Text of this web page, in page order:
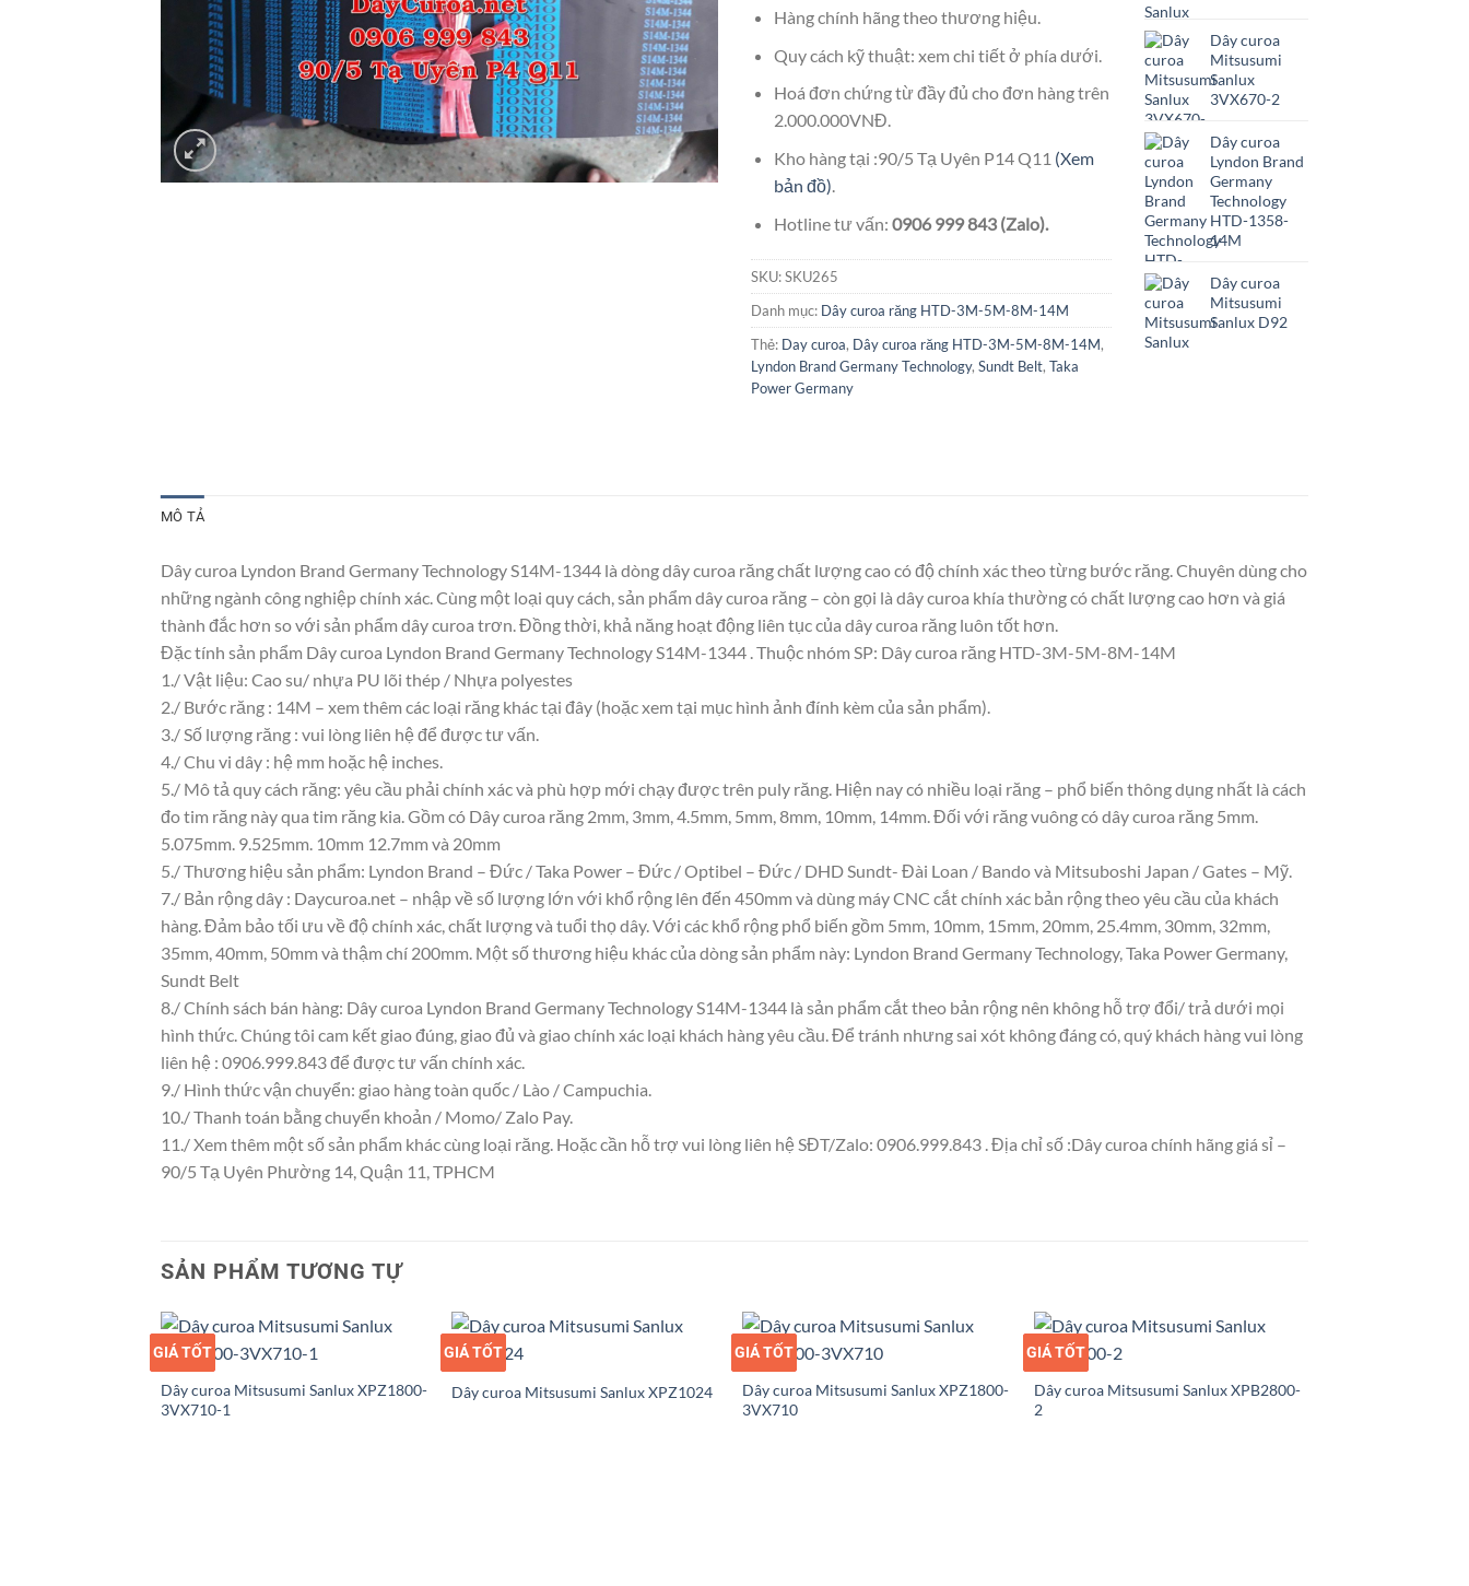
Hàng chính hãng theo thương hiệu.
Quy cách kỹ thuật: xem chi tiết ở phía dưới.
Hoá đơn chứng từ đầy đủ cho đơn hàng trên
2.000.000VNĐ.
Kho hàng tại :90/5 Tạ Uyên P14 Q11 (Xem
bản đồ).
Hotline tư vấn: 0906 999 843 (Zalo).
SKU:SKU265
Danh mục: Dây curoa răng HTD-3M-5M-8M-14M
Thẻ: Day curoa, Dây curoa răng HTD-3M-5M-8M-14M,
Lyndon Brand Germany Technology, Sundt Belt, Taka
Power Germany
Dây curoa
Mitsusumi
Sanlux
3VX670-2
Dây curoa
Lyndon Brand
Germany
Technology
HTD-1358-
14M
Dây curoa
Mitsusumi
Sanlux D92
MÔ TẢ
Dây curoa Lyndon Brand Germany Technology S14M-1344 là dòng dây curoa răng chất lượng cao có độ chính xác theo từng bước răng. Chuyên dùng cho
những ngành công nghiệp chính xác. Cùng một loại quy cách, sản phẩm dây curoa răng – còn gọi là dây curoa khía thường có chất lượng cao hơn và giá
thành đắc hơn so với sản phẩm dây curoa trơn. Đồng thời, khả năng hoạt động liên tục của dây curoa răng luôn tốt hơn.
Đặc tính sản phẩm Dây curoa Lyndon Brand Germany Technology S14M-1344 . Thuộc nhóm SP: Dây curoa răng HTD-3M-5M-8M-14M
1./ Vật liệu: Cao su/ nhựa PU lõi thép / Nhựa polyestes
2./ Bước răng : 14M – xem thêm các loại răng khác tại đây (hoặc xem tại mục hình ảnh đính kèm của sản phẩm).
3./ Số lượng răng : vui lòng liên hệ để được tư vấn.
4./ Chu vi dây : hệ mm hoặc hệ inches.
5./ Mô tả quy cách răng: yêu cầu phải chính xác và phù hợp mới chạy được trên puly răng. Hiện nay có nhiều loại răng – phổ biến thông dụng nhất là cách
đo tim răng này qua tim răng kia. Gồm có Dây curoa răng 2mm, 3mm, 4.5mm, 5mm, 8mm, 10mm, 14mm. Đối với răng vuông có dây curoa răng 5mm.
5.075mm. 9.525mm. 10mm 12.7mm và 20mm
5./ Thương hiệu sản phẩm: Lyndon Brand – Đức / Taka Power – Đức / Optibel – Đức / DHD Sundt- Đài Loan / Bando và Mitsuboshi Japan / Gates – Mỹ.
7./ Bản rộng dây : Daycuroa.net – nhập về số lượng lớn với khổ rộng lên đến 450mm và dùng máy CNC cắt chính xác bản rộng theo yêu cầu của khách
hàng. Đảm bảo tối ưu về độ chính xác, chất lượng và tuổi thọ dây. Với các khổ rộng phổ biến gồm 5mm, 10mm, 15mm, 20mm, 25.4mm, 30mm, 32mm,
35mm, 40mm, 50mm và thậm chí 200mm. Một số thương hiệu khác của dòng sản phẩm này: Lyndon Brand Germany Technology, Taka Power Germany,
Sundt Belt
8./ Chính sách bán hàng: Dây curoa Lyndon Brand Germany Technology S14M-1344 là sản phẩm cắt theo bản rộng nên không hỗ trợ đổi/ trả dưới mọi
hình thức. Chúng tôi cam kết giao đúng, giao đủ và giao chính xác loại khách hàng yêu cầu. Để tránh nhưng sai xót không đáng có, quý khách hàng vui lòng
liên hệ : 0906.999.843 để được tư vấn chính xác.
9./ Hình thức vận chuyển: giao hàng toàn quốc / Lào / Campuchia.
10./ Thanh toán bằng chuyển khoản / Momo/ Zalo Pay.
11./ Xem thêm một số sản phẩm khác cùng loại răng. Hoặc cần hỗ trợ vui lòng liên hệ SĐT/Zalo: 0906.999.843 . Địa chỉ số :Dây curoa chính hãng giá sỉ –
90/5 Tạ Uyên Phường 14, Quận 11, TPHCM
SẢN PHẨM TƯƠNG TỰ
GIÁ SỈ
GIÁ TỐT
Dây curoa Mitsusumi Sanlux XPZ1800-
3VX710-1
GIÁ SỈ
GIÁ TỐT
Dây curoa Mitsusumi Sanlux XPZ1024
GIÁ SỈ
GIÁ TỐT
Dây curoa Mitsusumi Sanlux XPZ1800-
3VX710
GIÁ SỈ
GIÁ TỐT
Dây curoa Mitsusumi Sanlux XPB2800-
2